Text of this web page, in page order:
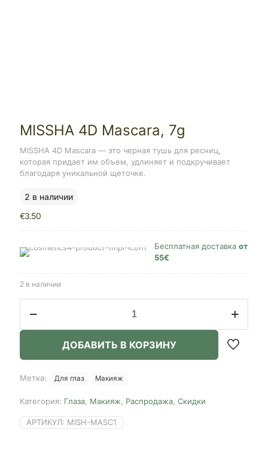
MISSHA 4D Mascara, 7g
MISSHA 4D Mascara — это черная тушь для ресниц,
которая придает им объем, удлиняет и подкручивает
благодаря уникальной щеточке.
2 в наличии
€3.50
Бесплатная доставка от
55€
2 в наличии
товара
7g
ДОБАВИТЬ В КОРЗИНУ
Метка: Для глаз Макияж
Категория: Глаза Макияж Распродажа Скидки
АРТИКУЛ: MISH-MASC1